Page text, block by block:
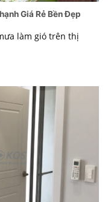
Giá Rẻ Bền Đẹp
làm gió trên thị